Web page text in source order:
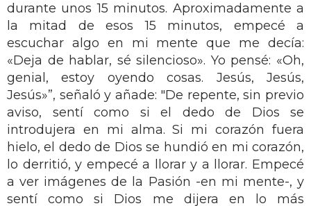
durante unos 15 minutos. Aproximadamente a
la mitad de esos 15 minutos, empecé a
escuchar algo en mi mente que me decía:
«Deja de hablar, sé silencioso». Yo pensé: «Oh,
genial, estoy oyendo cosas. Jesús, Jesús,
Jesús»”, señaló y añade: "De repente, sin previo
aviso, sentí como si el dedo de Dios se
introdujera en mi alma. Si mi corazón fuera
hielo, el dedo de Dios se hundió en mi corazón,
lo derritió, y empecé a llorar y a llorar. Empecé
a ver imágenes de la Pasión -en mi mente-, y
sentí como si Dios me dijera en lo más